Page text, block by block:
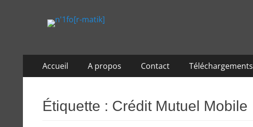
n'1fo[r-matik]
Pour les nymphos d'infos en info…
Menu
principal
Accueil A propos Contact Téléchargements
Étiquette : Crédit Mutuel Mobile